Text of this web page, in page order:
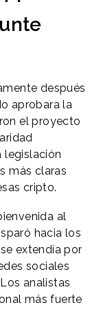
después
aprobara la
el proyecto
legislación
más claras
cripto.
al
hacia los
extendía por
sociales
analistas
más fuerte